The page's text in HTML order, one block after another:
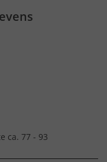
ca. 77 - 93